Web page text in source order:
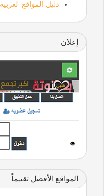
دليل المواقع العربية
إعلان
المواقع الأفضل تقييماً